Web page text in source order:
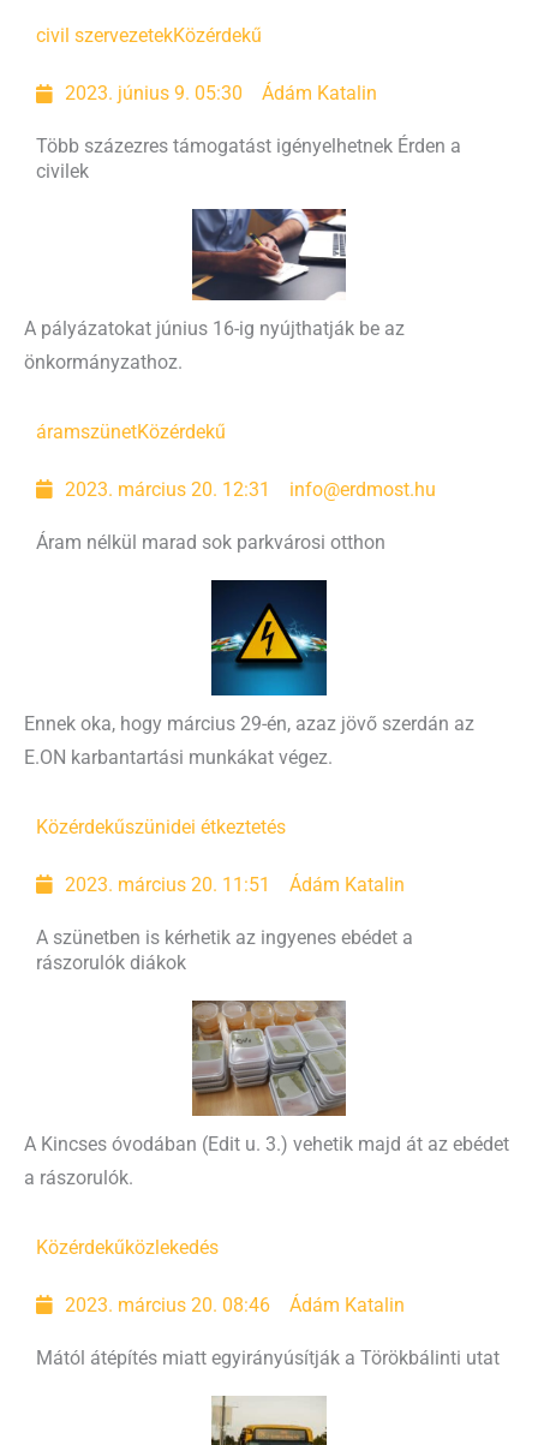
civil szervezetekKözérdekű
2023. június 9. 05:30 Ádám Katalin
Több százezres támogatást igényelhetnek Érden a
civilek
A pályázatokat június 16-ig nyújthatják be az
önkormányzathoz.
áramszünetKözérdekű
2023. március 20. 12:31 info@erdmost.hu
Áram nélkül marad sok parkvárosi otthon
Ennek oka, hogy március 29-én, azaz jövő szerdán az
E.ON karbantartási munkákat végez.
Közérdekűszünidei étkeztetés
2023. március 20. 11:51 Ádám Katalin
A szünetben is kérhetik az ingyenes ebédet a
rászorulók diákok
A Kincses óvodában (Edit u. 3.) vehetik majd át az ebédet
a rászorulók.
Közérdekűközlekedés
2023. március 20. 08:46 Ádám Katalin
Mától átépítés miatt egyirányúsítják a Törökbálinti utat